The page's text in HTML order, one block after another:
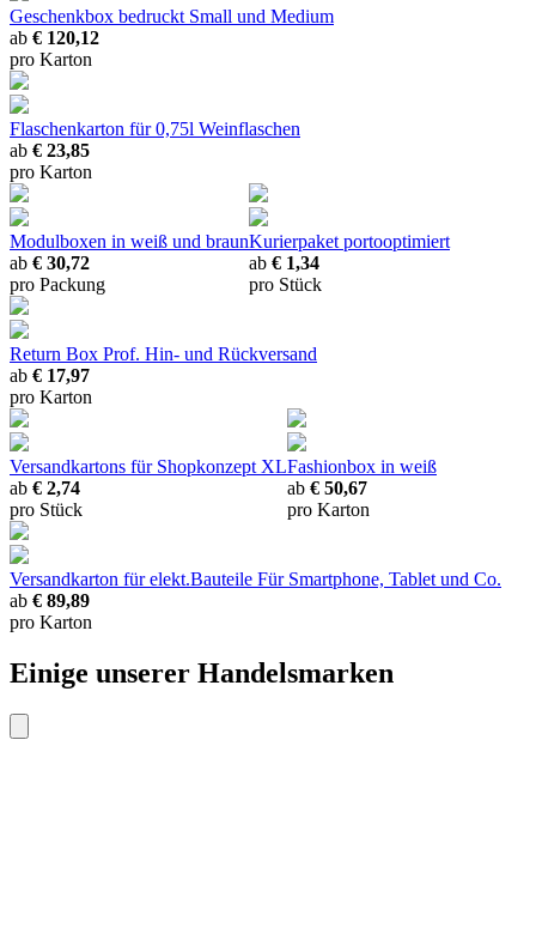
Geschenkbox bedruckt Small und Medium
ab € 120,12
pro Karton
Flaschenkarton für 0,75l Weinflaschen
ab € 23,85
pro Karton
Modulboxen in weiß und braun
ab € 30,72
pro Packung
Kurierpaket portooptimiert
ab € 1,34
pro Stück
Return Box Prof. Hin- und Rückversand
ab € 17,97
pro Karton
Versandkartons für Shopkonzept XL
ab € 2,74
pro Stück
Fashionbox in weiß
ab € 50,67
pro Karton
Versandkarton für elekt.Bauteile Für Smartphone, Tablet und Co.
ab € 89,89
pro Karton
Einige unserer Handelsmarken